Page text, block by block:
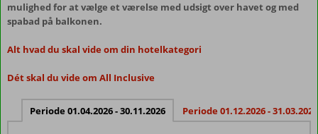
mulighed for at vælge et værelse med udsigt over havet og med
spabad på balkonen.
Alt hvad du skal vide om din hotelkategori
Dét skal du vide om All Inclusive
Periode 01.04.2026 - 30.11.2026 Periode 01.12.2026 - 31.03.2027